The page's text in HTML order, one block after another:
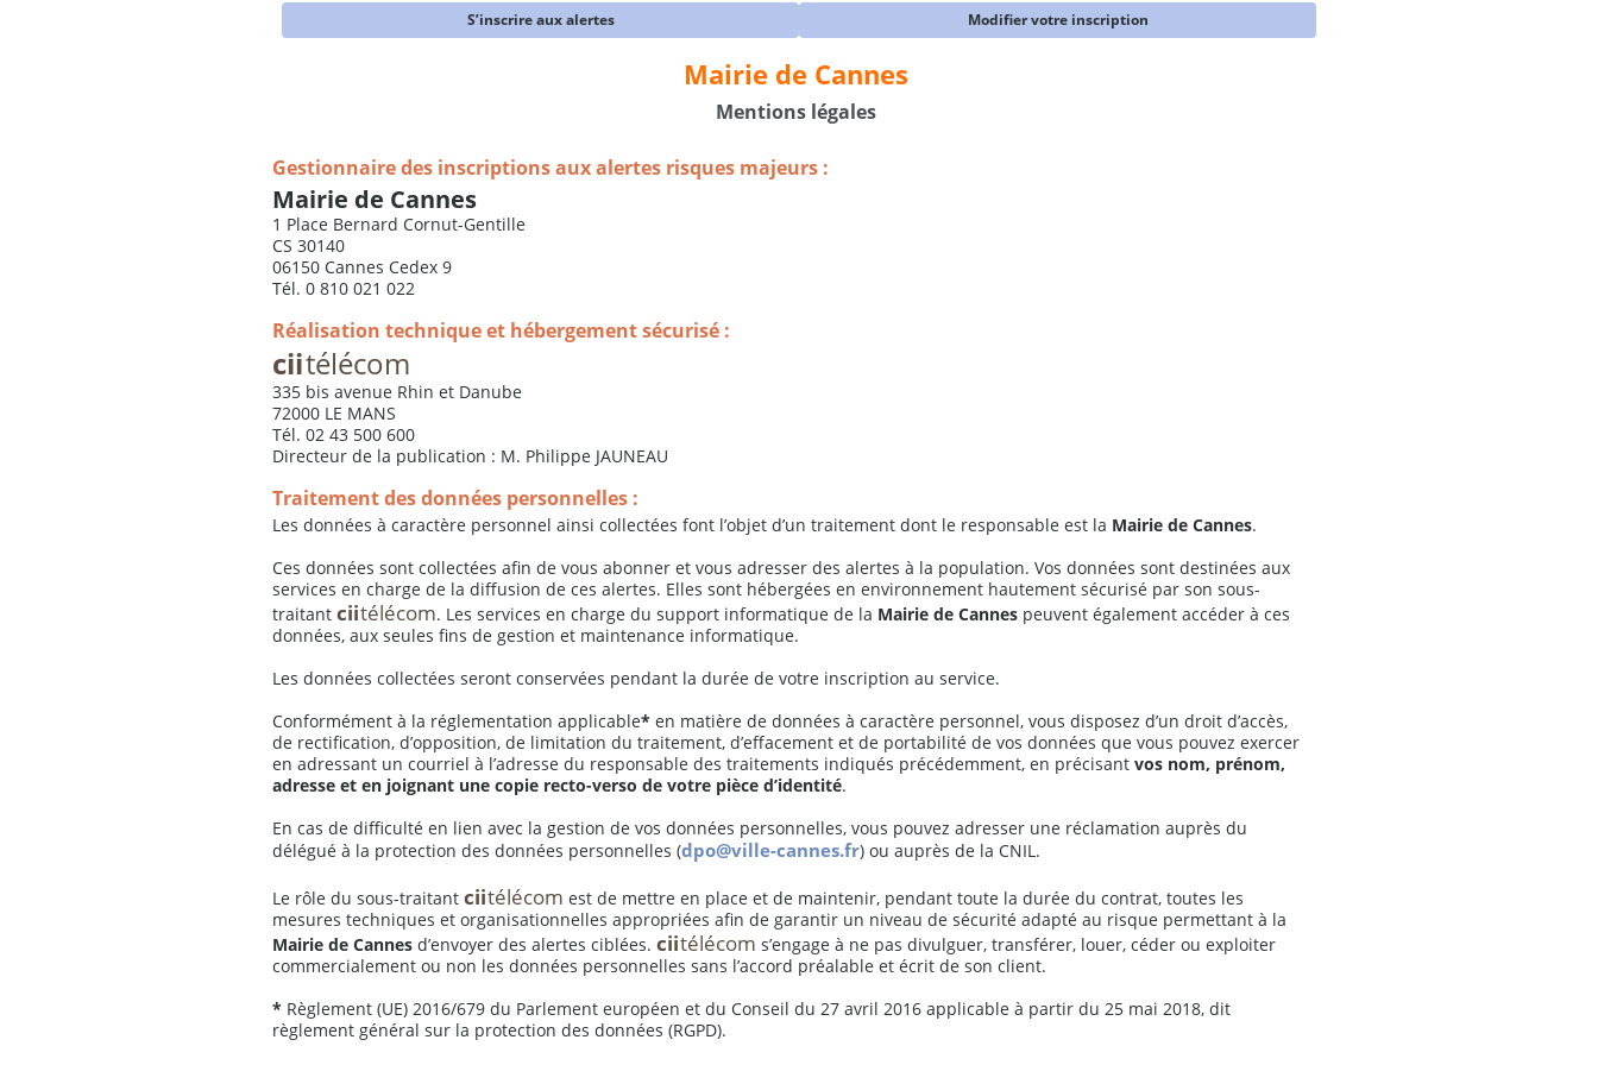
S’inscrire aux alertes Modifier votre inscription
Mairie de Cannes
Mentions légales
Gestionnaire des inscriptions aux alertes risques majeurs :
Mairie de Cannes
1 Place Bernard Cornut-Gentille
CS 30140
06150 Cannes Cedex 9
Tél. 0 810 021 022
Réalisation technique et hébergement sécurisé :
ciitélécom
335 bis avenue Rhin et Danube
72000 LE MANS
Tél. 02 43 500 600
Directeur de la publication : M. Philippe JAUNEAU
Traitement des données personnelles :
Les données à caractère personnel ainsi collectées font l’objet d’un traitement dont le responsable est la Mairie de Cannes.
Ces données sont collectées afin de vous abonner et vous adresser des alertes à la population. Vos données sont destinées aux
services en charge de la diffusion de ces alertes. Elles sont hébergées en environnement hautement sécurisé par son sous-
traitant ciitélécom. Les services en charge du support informatique de la Mairie de Cannes peuvent également accéder à ces
données, aux seules fins de gestion et maintenance informatique.
Les données collectées seront conservées pendant la durée de votre inscription au service.
Conformément à la réglementation applicable*en matière de données à caractère personnel, vous disposez d’un droit d’accès,
de rectification, d’opposition, de limitation du traitement, d’effacement et de portabilité de vos données que vous pouvez exercer
en adressant un courriel à l’adresse du responsable des traitements indiqués précédemment, en précisant vos nom, prénom,
adresse et en joignant une copie recto-verso de votre pièce d’identité.
En cas de difficulté en lien avec la gestion de vos données personnelles, vous pouvez adresser une réclamation auprès du
délégué à la protection des données personnelles (dpo@ville-cannes.fr) ou auprès de la CNIL.
Le rôle du sous-traitant ciitélécom est de mettre en place et de maintenir, pendant toute la durée du contrat, toutes les
mesures techniques et organisationnelles appropriées afin de garantir un niveau de sécurité adapté au risque permettant à la
Mairie de Cannesd’envoyer des alertes ciblées. ciitélécom s’engage à ne pas divulguer, transférer, louer, céder ou exploiter
commercialement ou non les données personnelles sans l’accord préalable et écrit de son client.
*Règlement (UE) 2016/679 du Parlement européen et du Conseil du 27 avril 2016 applicable à partir du 25 mai 2018, dit
règlement général sur la protection des données (RGPD).